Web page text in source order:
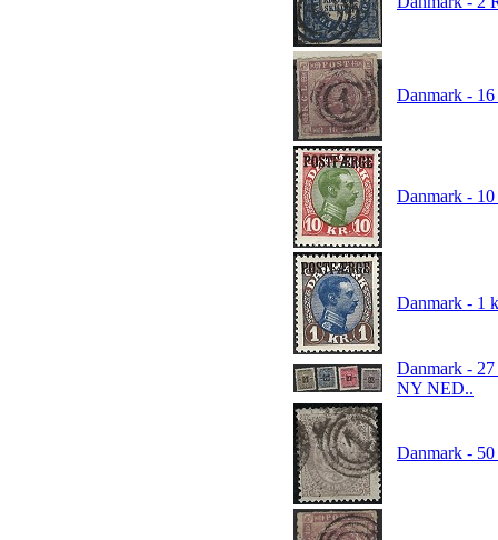
Danmark -
Danmark -
Danmark - 1
Danmark -
NY NED..
Danmark -